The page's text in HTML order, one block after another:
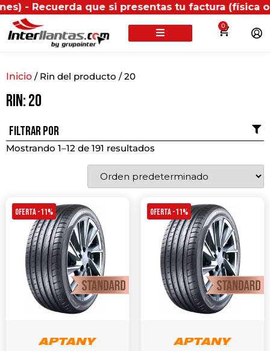
que si presentas tu factura (física o
0
Inicio / Rin del producto / 20
Rin: 20
Filtrar por
Mostrando 1–12 de 191 resultados
OFERTA -11% OFERTA -11%